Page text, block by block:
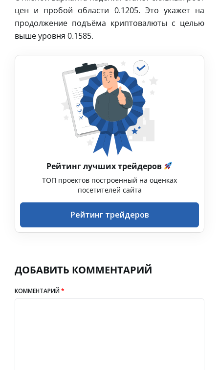
цен и пробой области 0.1205. Это укажет на
продолжение подъёма криптовалюты с целью
выше уровня 0.1585.
Рейтинг лучших трейдеров
ТОП проектов построенный на оценках
посетителей сайта
Рейтинг трейдеров
ДОБАВИТЬ КОММЕНТАРИЙ
КОММЕНТАРИЙ*